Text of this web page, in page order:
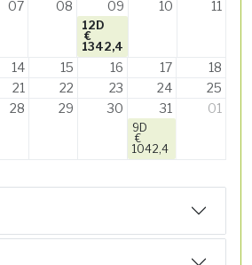
07 08 09
12D
€
1342,4
10 11
14 15 16 17
18
21 22 23 24
25
28 29 30 31
9D
€
1042,4
01